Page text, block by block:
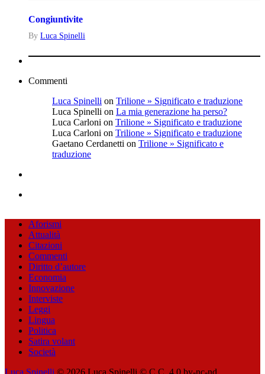
Congiuntivite
By Luca‎ Spinelli
Commenti
Luca‎ Spinelli on Trilione » Significato e traduzione
Luca Spinelli on La mia generazione ha perso?
Luca Carloni on Trilione » Significato e traduzione
Luca Carloni on Trilione » Significato e traduzione
Gaetano Cerdanetti on Trilione » Significato e
traduzione
Aforismi
Attualità
Citazioni
Commenti
Diritto d’autore
Economia
Innovazione
Interviste
Leggi
Lingua
Politica
Satira volant
Società
Luca Spinelli © 2026 Luca Spinelli © C.C. 4.0 by-nc-nd